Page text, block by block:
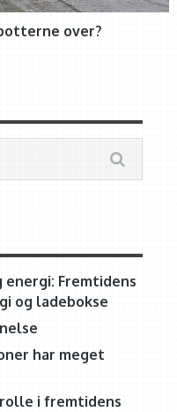
over?
Fremtidens
og ladebokse
har meget
i fremtidens